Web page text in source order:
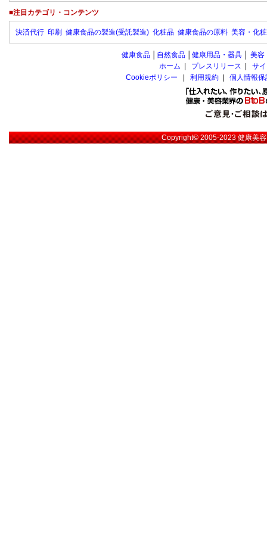
■注目カテゴリ・コンテンツ
決済代行 印刷 健康食品の製造(受託製造) 化粧品 健康食品の原料 美容・化
健康食品 自然食品 健康用品・器具 美容
ホーム
プレスリリース
サ
Cookieポリシー
利用規約 個人情報
Copyright© 2005-2023健康美